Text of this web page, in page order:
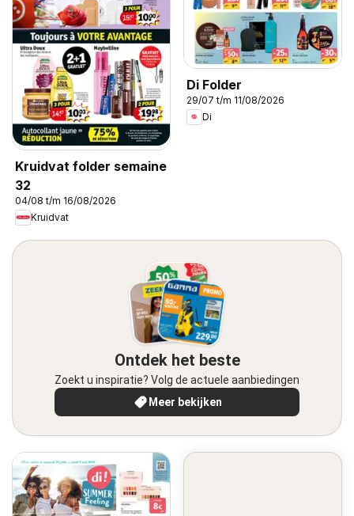
Kruidvat folder semaine
32
04/08 t/m 16/08/2026
Kruidvat
Di Folder
29/07 t/m 11/08/2026
Di
Ontdek het beste
Zoekt u inspiratie? Volg de actuele aanbiedingen
Meer bekijken